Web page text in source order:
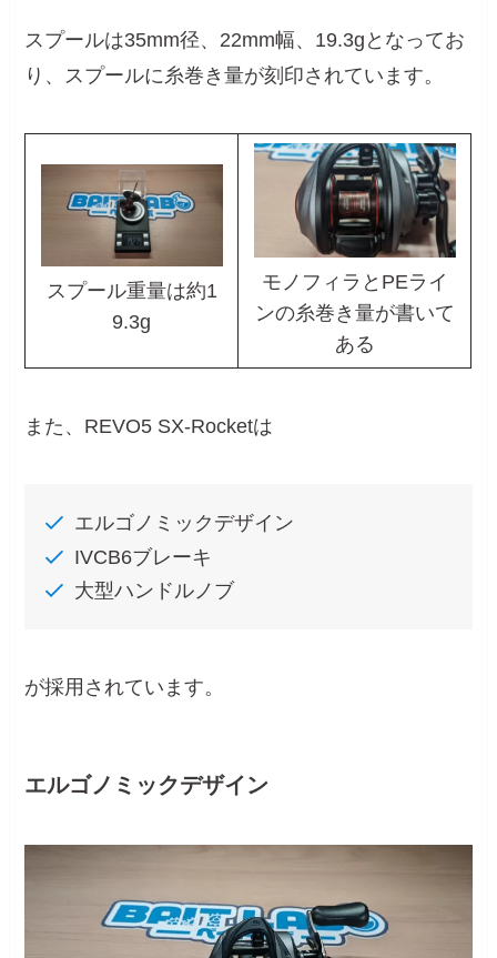
スプールは35mm径、22mm幅、19.3gとなってお
り、スプールに糸巻き量が刻印されています。
スプール重量は約1
9.3g
モノフィラとPEライ
ンの糸巻き量が書いて
ある
また、REVO5 SX-Rocketは
エルゴノミックデザイン
IVCB6ブレーキ
大型ハンドルノブ
が採用されています。
エルゴノミックデザイン